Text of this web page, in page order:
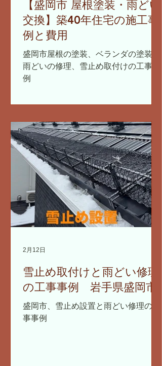
【盛岡市 屋根塗装・雨どい
交換】築40年住宅の施工事
例と費用
盛岡市屋根の塗装、ベランダの塗装、
雨どいの修理、雪止め取付けの工事事
例
雪止め取付けと雨どい修理
の工事事例 岩手県盛岡市
盛岡市、雪止め設置と雨どい修理の工
事事例
2月12日